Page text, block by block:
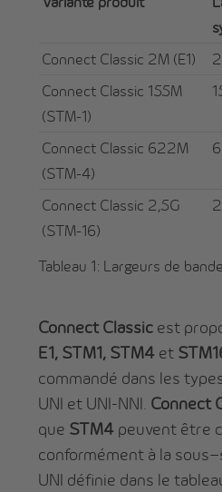
Connect Classic 2M (E1)
Connect Classic 155M
(STM-1)
Connect Classic 622M
(STM-4)
Connect Classic 2,5G
(STM-16)
Tableau 1: Largeurs de
Connect Classic est
E1, STM1, STM4 et
commandé dans les
UNI et UNI-NNI. Connect
que STM4 peuvent être
conformément à la
UNI définie dans le